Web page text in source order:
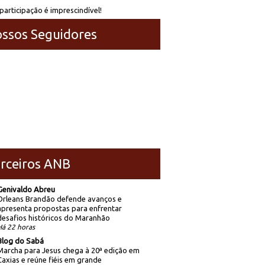
é imprescindível!
Seguidores
ANB
Abreu
Brandão defende avanços e
propostas para enfrentar
históricos do Maranhão
22 horas
do Sabá
para Jesus chega à 20ª edição em
e reúne fiéis em grande